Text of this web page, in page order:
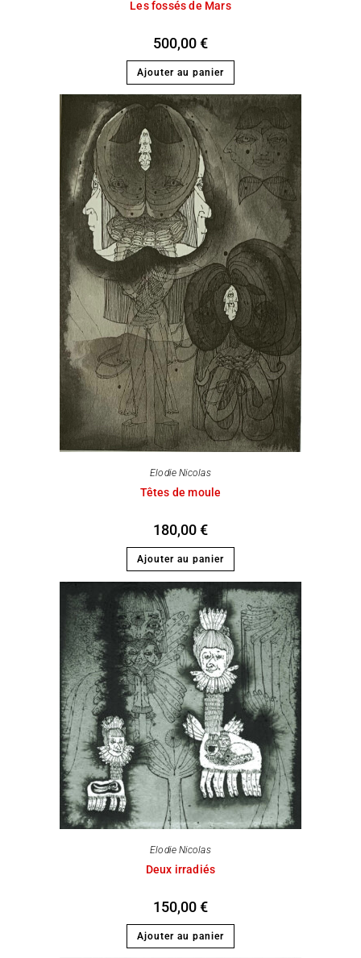
Les fossés de Mars
500,00€
Ajouter au panier
Elodie Nicolas
Têtes de moule
180,00€
Ajouter au panier
Elodie Nicolas
Deux irradiés
150,00€
Ajouter au panier